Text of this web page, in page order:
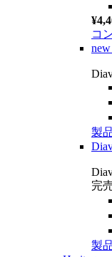
コ
new
製
完
製